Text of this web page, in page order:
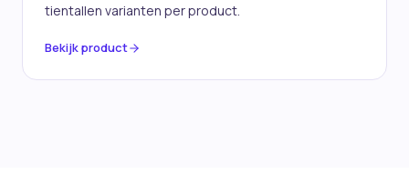
tientallen varianten per product.
Bekijk product